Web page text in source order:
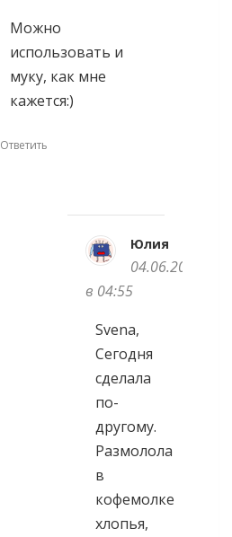
Можно
использовать и
муку, как мне
кажется:)
Ответить
Юлия
04.06.2013
в 04:55
Svena,
Сегодня
сделала
по-
другому.
Размолола
в
кофемолке
хлопья,